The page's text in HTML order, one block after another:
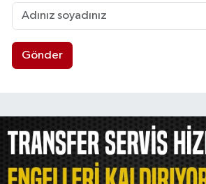
Gönder